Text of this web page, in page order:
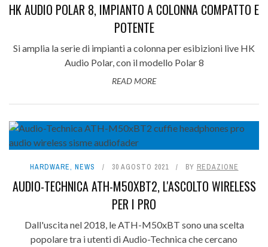
HK AUDIO POLAR 8, IMPIANTO A COLONNA COMPATTO E
POTENTE
Si amplia la serie di impianti a colonna per esibizioni live HK
Audio Polar, con il modello Polar 8
READ MORE
HARDWARE, NEWS 30 AGOSTO 2021 BY REDAZIONE
AUDIO-TECHNICA ATH-M50XBT2, L'ASCOLTO WIRELESS
PER I PRO
Dall'uscita nel 2018, le ATH-M50xBT sono una scelta
popolare tra i utenti di Audio-Technica che cercano